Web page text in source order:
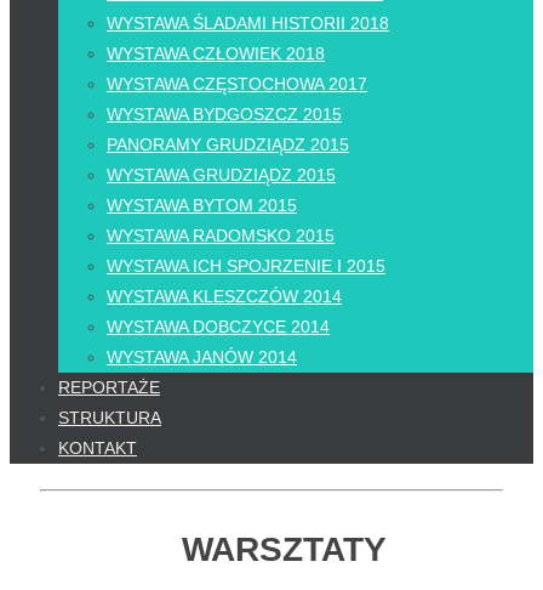
WYSTAWA ŚLADAMI HISTORII 2018
WYSTAWA CZŁOWIEK 2018
WYSTAWA CZĘSTOCHOWA 2017
WYSTAWA BYDGOSZCZ 2015
PANORAMY GRUDZIĄDZ 2015
WYSTAWA GRUDZIĄDZ 2015
WYSTAWA BYTOM 2015
WYSTAWA RADOMSKO 2015
WYSTAWA ICH SPOJRZENIE I 2015
WYSTAWA KLESZCZÓW 2014
WYSTAWA DOBCZYCE 2014
WYSTAWA JANÓW 2014
REPORTAŻE
STRUKTURA
KONTAKT
WARSZTATY